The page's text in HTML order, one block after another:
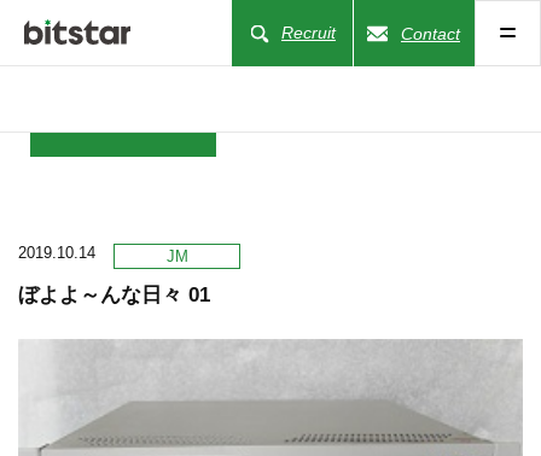
Recruit Contact
COMPANY
BUSINESS
WORKS
2019.10.14 JM
ぼよよ～んな日々 01